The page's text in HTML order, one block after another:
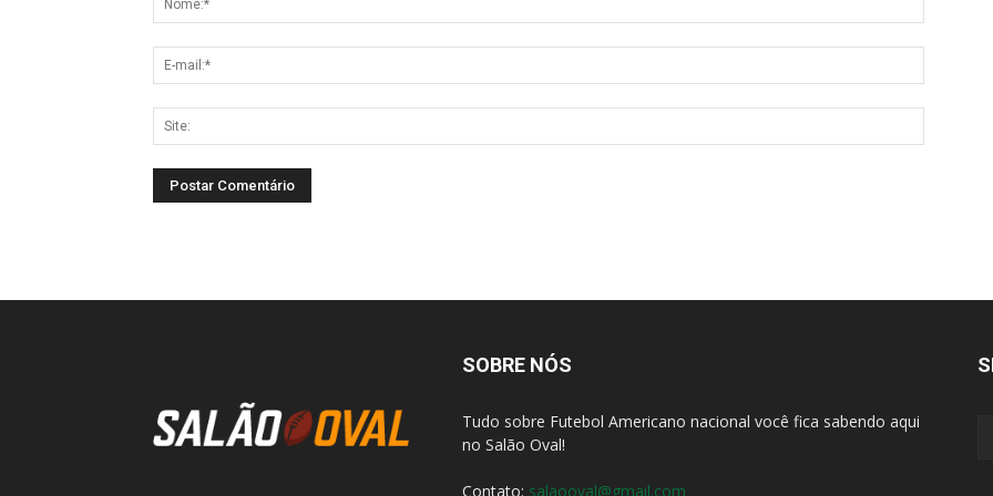
SOBRE NÓS
Tudo sobre Futebol Americano nacional você fica sabendo aqui
no Salão Oval!
Contato: salaooval@gmail.com